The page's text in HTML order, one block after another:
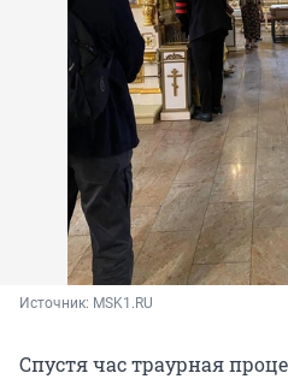
Источник: MSK1.RU
Спустя час траурная